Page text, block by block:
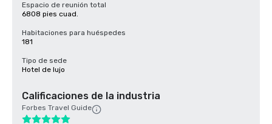
Espacio de reunión total
6808 pies cuad.
Habitaciones para huéspedes
181
Tipo de sede
Hotel de lujo
Calificaciones de la industria
Forbes Travel Guide